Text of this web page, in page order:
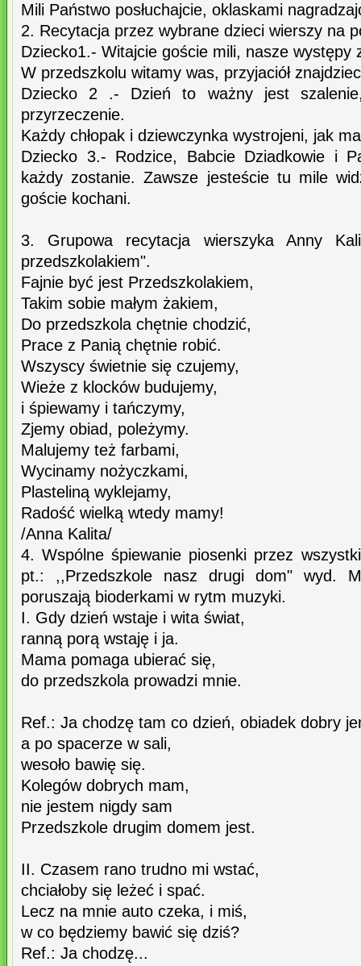
Mili Państwo posłuchajcie, oklaskami
2. Recytacja przez wybrane dzieci wierszy na
Dziecko1.- Witajcie goście mili, nasze występy
W przedszkolu witamy was, przyjaciół
Dziecko 2 .- Dzień to ważny jest
przyrzeczenie.
Każdy chłopak i dziewczynka wystrojeni, jak
Dziecko 3.- Rodzice, Babcie Dziadkowie i
każdy zostanie. Zawsze jesteście tu mile
goście kochani.
3. Grupowa recytacja wierszyka Anny
przedszkolakiem".
Fajnie być jest Przedszkolakiem,
Takim sobie małym żakiem,
Do przedszkola chętnie chodzić,
Prace z Panią chętnie robić.
Wszyscy świetnie się czujemy,
Wieże z klocków budujemy,
i śpiewamy i tańczymy,
Zjemy obiad, poleżymy.
Malujemy też farbami,
Wycinamy nożyczkami,
Plasteliną wyklejamy,
Radość wielką wtedy mamy!
/Anna Kalita/
4. Wspólne śpiewanie piosenki przez
pt.: ,,Przedszkole nasz drugi dom" wyd.
poruszają bioderkami w rytm muzyki.
I. Gdy dzień wstaje i wita świat,
ranną porą wstaję i ja.
Mama pomaga ubierać się,
do przedszkola prowadzi mnie.
Ref.: Ja chodzę tam co dzień, obiadek dobry
a po spacerze w sali,
wesoło bawię się.
Kolegów dobrych mam,
nie jestem nigdy sam
Przedszkole drugim domem jest.
II. Czasem rano trudno mi wstać,
chciałoby się leżeć i spać.
Lecz na mnie auto czeka, i miś,
w co będziemy bawić się dziś?
Ref.: Ja chodzę...